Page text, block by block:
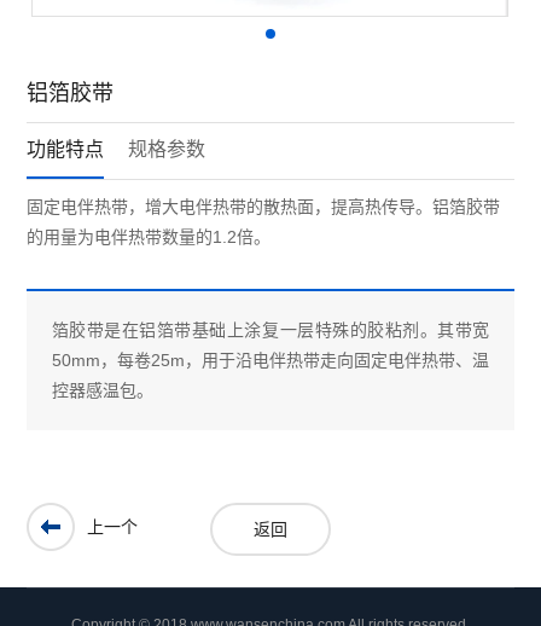
铝箔胶带
功能特点 规格参数
固定电伴热带，增大电伴热带的散热面，提高热传导。铝箔胶带
的用量为电伴热带数量的1.2倍。
箔胶带是在铝箔带基础上涂复一层特殊的胶粘剂。其带宽
50mm，每卷25m，用于沿电伴热带走向固定电伴热带、温
控器感温包。
上一个 返回